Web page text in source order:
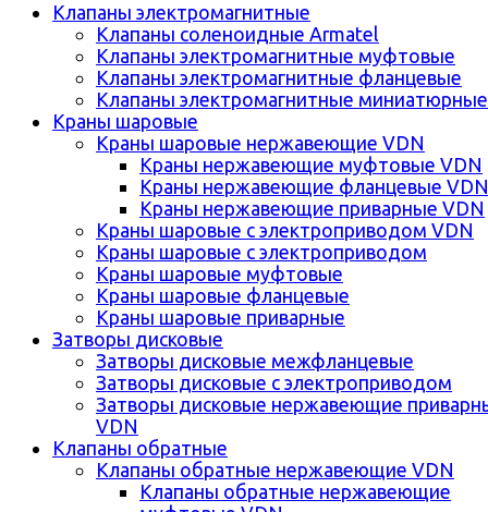
Клапаны электромагнитные
Клапаны соленоидные Armatel
Клапаны электромагнитные муфтовые
Клапаны электромагнитные фланцевые
Клапаны электромагнитные миниатюрные
Краны шаровые
Краны шаровые нержавеющие VDN
Краны нержавеющие муфтовые VDN
Краны нержавеющие фланцевые VDN
Краны нержавеющие приварные VDN
Краны шаровые с электроприводом VDN
Краны шаровые с электроприводом
Краны шаровые муфтовые
Краны шаровые фланцевые
Краны шаровые приварные
Затворы дисковые
Затворы дисковые межфланцевые
Затворы дисковые с электроприводом
Затворы дисковые нержавеющие
VDN
Клапаны обратные
Клапаны обратные нержавеющие VDN
Клапаны обратные нержавеющие